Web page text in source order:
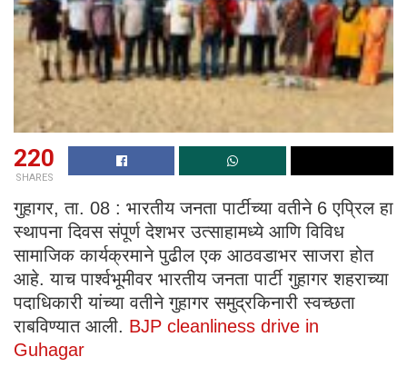
220
SHARES
गुहागर, ता. 08 : भारतीय जनता पार्टीच्या वतीने 6 एप्रिल हा
स्थापना दिवस संपूर्ण देशभर उत्साहामध्ये आणि विविध
सामाजिक कार्यक्रमाने पुढील एक आठवडाभर साजरा होत
आहे. याच पार्श्वभूमीवर भारतीय जनता पार्टी गुहागर शहराच्या
पदाधिकारी यांच्या वतीने गुहागर समुद्रकिनारी स्वच्छता
राबविण्यात आली. BJP cleanliness drive in
Guhagar